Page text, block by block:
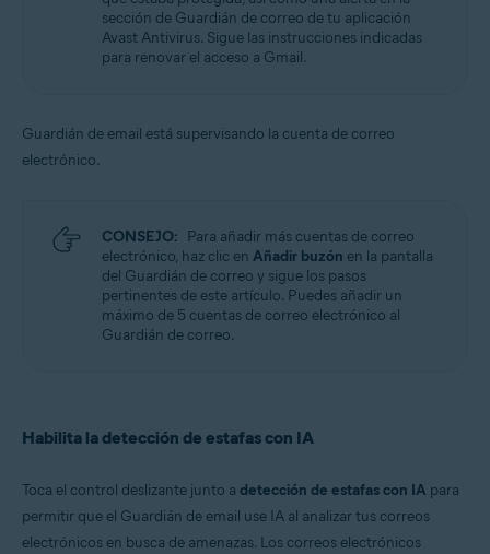
sección de Guardián de correo de tu aplicación
Avast Antivirus. Sigue las instrucciones indicadas
para renovar el acceso a Gmail.
Guardián de email está supervisando la cuenta de correo
electrónico.
CONSEJO: Para añadir más cuentas de correo
electrónico, haz clic en Añadir buzón en la pantalla
del Guardián de correo y sigue los pasos
pertinentes de este artículo. Puedes añadir un
máximo de 5 cuentas de correo electrónico al
Guardián de correo.
Habilita la detección de estafas con IA
Toca el control deslizante junto a detección de estafas con IA para
permitir que el Guardián de email use IA al analizar tus correos
electrónicos en busca de amenazas. Los correos electrónicos